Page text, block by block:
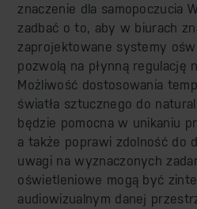
znaczenie dla samopoczucia
zadbać o to, aby w biurach
zaprojektowane systemy
pozwolą na płynną regulację
Możliwość dostosowania
światła sztucznego do
będzie pomocna w unikaniu
a także poprawi zdolność do
uwagi na wyznaczonych
oświetleniowe mogą być
audiowizualnym danej